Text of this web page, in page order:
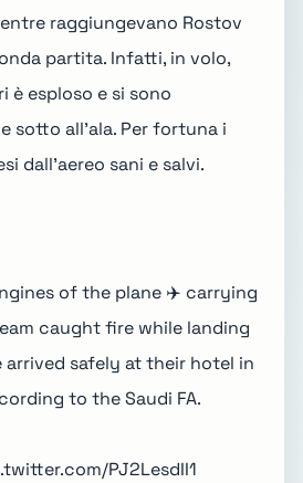
raggiungevano Rostov
partita. Infatti, in volo,
è esploso e si sono
sotto all'ala. Per fortuna i
dall'aereo sani e salvi.
of the plane ✈️ carrying
caught fire while landing
arrived safely at their hotel in
to the Saudi FA.
PJ2LesdII1